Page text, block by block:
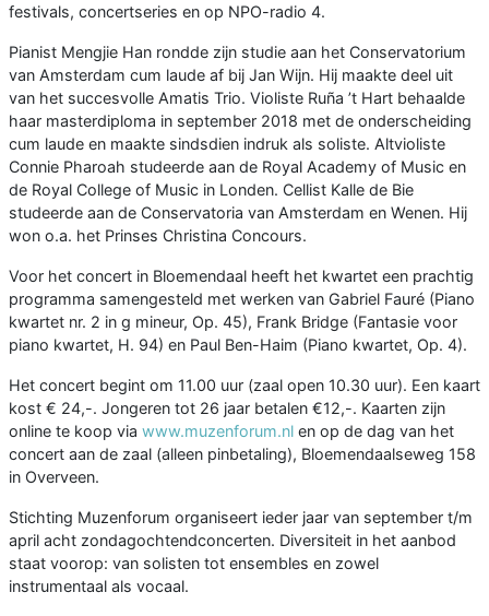
festivals, concertseries en op NPO-radio 4.
Pianist Mengjie Han rondde zijn studie aan het Conservatorium
van Amsterdam cum laude af bij Jan Wijn. Hij maakte deel uit
van het succesvolle Amatis Trio. Violiste Ruña ’t Hart behaalde
haar masterdiploma in september 2018 met de onderscheiding
cum laude en maakte sindsdien indruk als soliste. Altvioliste
Connie Pharoah studeerde aan de Royal Academy of Music en
de Royal College of Music in Londen. Cellist Kalle de Bie
studeerde aan de Conservatoria van Amsterdam en Wenen. Hij
won o.a. het Prinses Christina Concours.
Voor het concert in Bloemendaal heeft het kwartet een prachtig
programma samengesteld met werken van Gabriel Fauré (Piano
kwartet nr. 2 in g mineur, Op. 45), Frank Bridge (Fantasie voor
piano kwartet, H. 94) en Paul Ben-Haim (Piano kwartet, Op. 4).
Het concert begint om 11.00 uur (zaal open 10.30 uur). Een kaart
kost € 24,-. Jongeren tot 26 jaar betalen €12,-. Kaarten zijn
online te koop via www.muzenforum.nl en op de dag van het
concert aan de zaal (alleen pinbetaling), Bloemendaalseweg 158
in Overveen.
Stichting Muzenforum organiseert ieder jaar van september t/m
april acht zondagochtendconcerten. Diversiteit in het aanbod
staat voorop: van solisten tot ensembles en zowel
instrumentaal als vocaal.